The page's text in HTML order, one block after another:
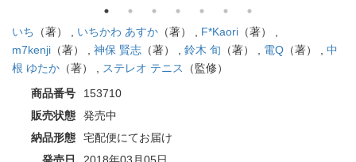
いち （著） , いちかわ あすか （著） , F*Kaori （著） ,
m7kenji （著） , 神保 賢志 （著） , 鈴木 旬 （著） , 電Q （著） , 中
根 ゆたか （著） , ステレオ テニス
（監修）
商品番号
153710
販売状態
発売中
納品形態
宅配便にてお届け
発売日
2018年03月05日